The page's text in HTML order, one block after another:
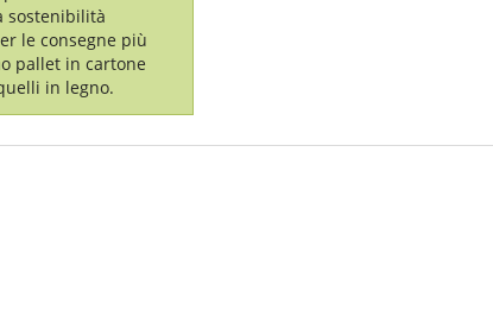
sostenibilità
le consegne più
pallet in cartone
in legno.